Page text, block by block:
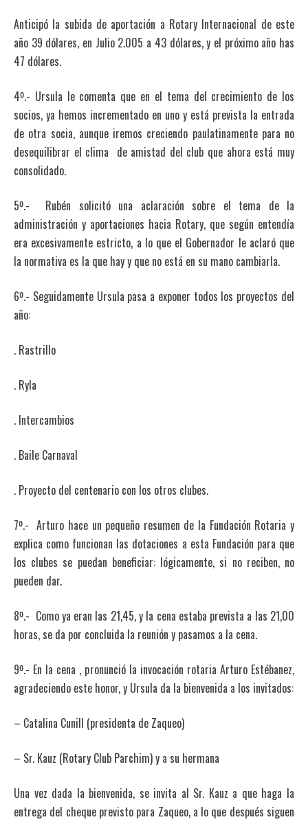
Anticipó la subida de aportación a Rotary Internacional de este
año 39 dólares, en Julio 2.005 a 43 dólares, y el próximo año has
47 dólares.
4º.- Ursula le comenta que en el tema del crecimiento de los
socios, ya hemos incrementado en uno y está prevista la entrada
de otra socia, aunque iremos creciendo paulatinamente para no
desequilibrar el clima de amistad del club que ahora está muy
consolidado.
5º.- Rubén solicitó una aclaración sobre el tema de la
administración y aportaciones hacia Rotary, que según entendía
era excesivamente estricto, a lo que el Gobernador le aclaró que
la normativa es la que hay y que no está en su mano cambiarla.
6º.- Seguidamente Ursula pasa a exponer todos los proyectos del
año:
. Rastrillo
. Ryla
. Intercambios
. Baile Carnaval
. Proyecto del centenario con los otros clubes.
7º.- Arturo hace un pequeño resumen de la Fundación Rotaria y
explica como funcionan las dotaciones a esta Fundación para que
los clubes se puedan beneficiar: lógicamente, si no reciben, no
pueden dar.
8º.- Como ya eran las 21,45, y la cena estaba prevista a las 21,00
horas, se da por concluida la reunión y pasamos a la cena.
9º.- En la cena , pronunció la invocación rotaria Arturo Estébanez,
agradeciendo este honor, y Ursula da la bienvenida a los invitados:
– Catalina Cunill (presidenta de Zaqueo)
– Sr. Kauz (Rotary Club Parchim) y a su hermana
Una vez dada la bienvenida, se invita al Sr. Kauz a que haga la
entrega del cheque previsto para Zaqueo, a lo que después siguen